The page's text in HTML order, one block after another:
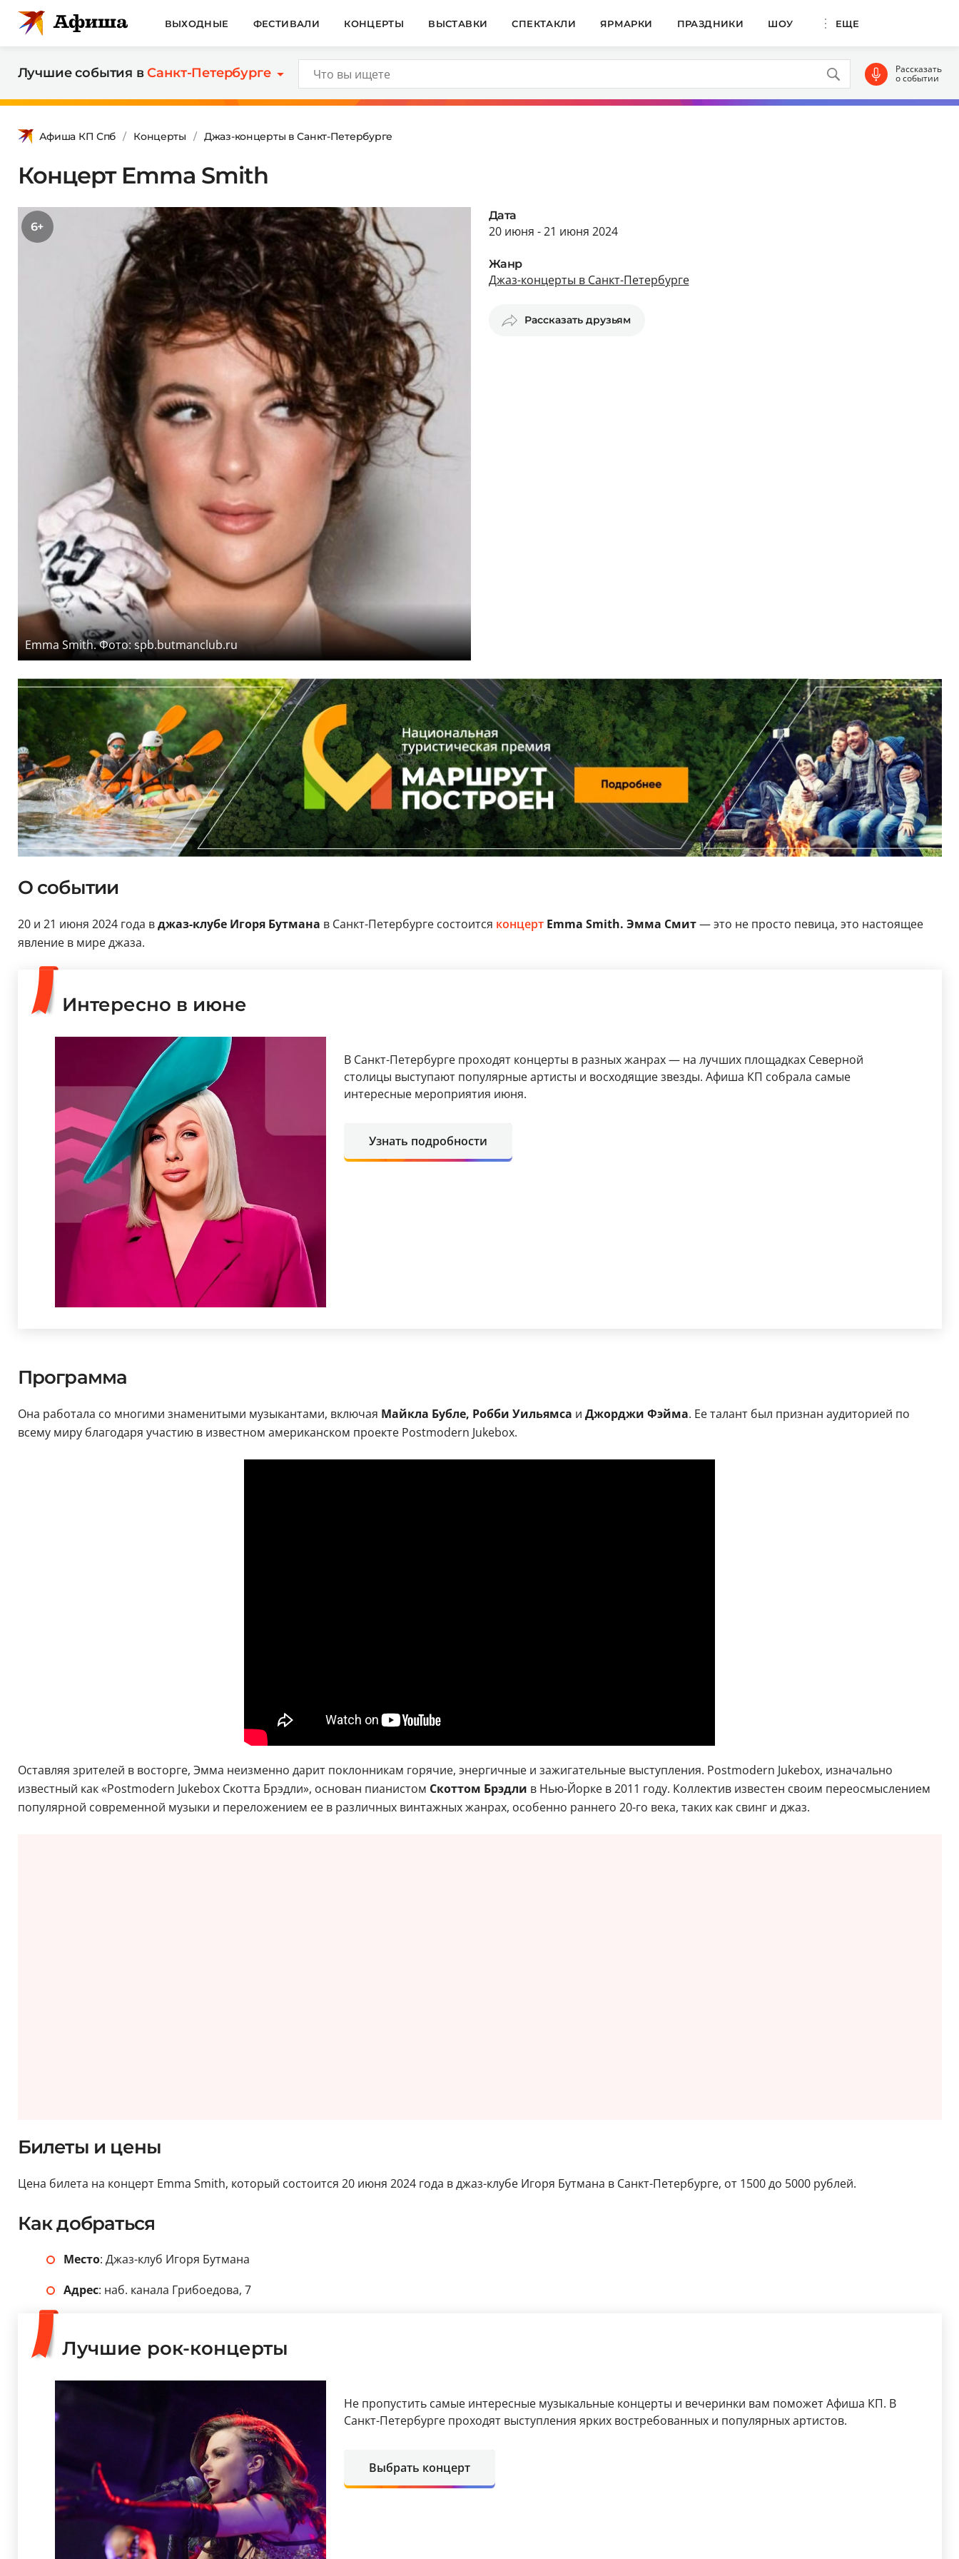
ВЫХОДНЫЕ ФЕСТИВАЛИ КОНЦЕРТЫ ВЫСТАВКИ СПЕКТАКЛИ ЯРМАРКИ ПРАЗДНИКИ ШОУ ЕЩЕ
Лучшие события вСанкт-Петербурге Рассказать
о событии
Афиша КП Спб Концерты Джаз-концерты в Санкт-Петербурге
Концерт Emma Smith
6+
Emma Smith. Фото: spb.butmanclub.ru
Дата
20 июня - 21 июня 2024
Жанр
Джаз-концерты в Санкт-Петербурге
Рассказать друзьям
О событии
20 и 21 июня 2024 года вджаз-клубе Игоря Бутмана в Санкт-Петербурге состоится концертEmma Smith. Эмма Смит— это не просто певица, это настоящее
явление в мире джаза.
Интересно в июне
В Санкт-Петербурге проходят концерты в разных жанрах — на лучших площадках Северной
столицы выступают популярные артисты и восходящие звезды. Афиша КП собрала самые
интересные мероприятия июня.
Узнать подробности
Программа
Она работала со многими знаменитыми музыкантами, включая Майкла Бубле, Робби Уильямса и Джорджи Фэйма. Ее талант был признан аудиторией по
всему миру благодаря участию в известном американском проекте Postmodern Jukebox.
Оставляя зрителей в восторге, Эмма неизменно дарит поклонникам горячие, энергичные и зажигательные выступления. Postmodern Jukebox, изначально
известный как «Postmodern Jukebox Скотта Брэдли», основан пианистом Скоттом Брэдли в Нью-Йорке в 2011 году. Коллектив известен своим переосмыслением
популярной современной музыки и переложением ее в различных винтажных жанрах, особенно раннего 20-го века, таких как свинг и джаз.
Билеты и цены
Цена билета на концерт Emma Smith, который состоится 20 июня 2024 года в джаз-клубе Игоря Бутмана в Санкт-Петербурге, от 1500 до 5000 рублей.
Как добраться
Место: Джаз-клуб Игоря Бутмана
Адрес: наб. канала Грибоедова, 7
Лучшие рок-концерты
Не пропустить самые интересные музыкальные концерты и вечеринки вам поможет Афиша КП. В
Санкт-Петербурге проходят выступления ярких востребованных и популярных артистов.
Выбрать концерт